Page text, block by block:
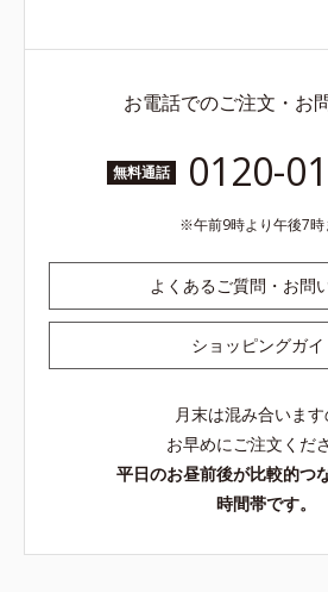
お電話でのご注文・お
無料通話 0120-
午前9時より午後7時
よくあるご質問・お問
ショッピングガイ
月末は混み合いま
お早めにご注文くだ
平日のお昼前後が比較的つ
時間帯です。